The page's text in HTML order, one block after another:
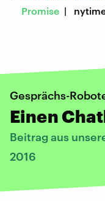
Promise |
Gesprächs-
Einen
Beitrag aus
2016